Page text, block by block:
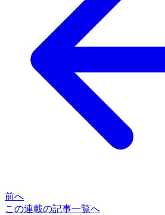
前へ
この連載の記事一覧へ